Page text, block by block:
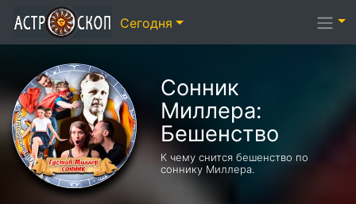
Сонник
Миллера:
Бешенство
К чему снится бешенство по
соннику Миллера.
Сегодня